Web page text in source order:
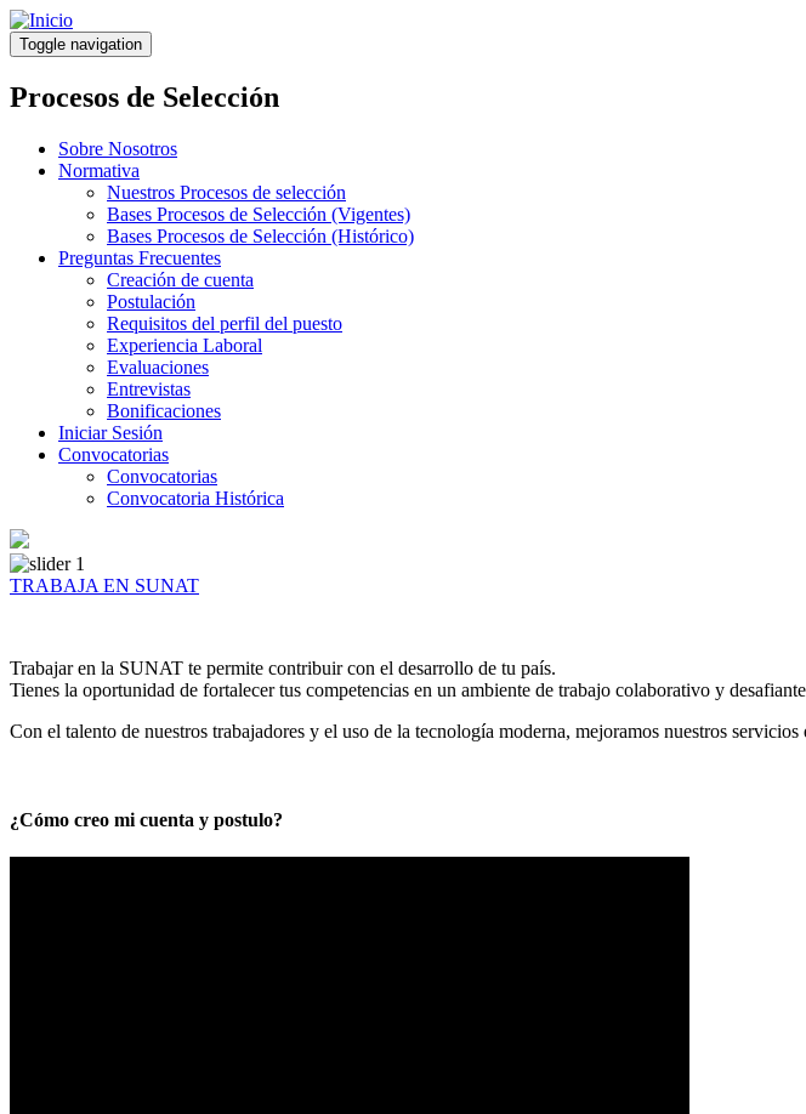
Pasar
al
contenido
principal
Toggle navigation
Procesos de Selección
Sobre Nosotros
Normativa
Nuestros Procesos de selección
Bases Procesos de Selección (Vigentes)
Bases Procesos de Selección (Histórico)
Preguntas Frecuentes
Creación de cuenta
Postulación
Requisitos del perfil del puesto
Experiencia Laboral
Evaluaciones
Entrevistas
Bonificaciones
Iniciar Sesión
Convocatorias
Convocatorias
Convocatoria Histórica
TRABAJA EN SUNAT
Trabajar en la SUNAT te permite contribuir con el desarrollo de tu país.
Tienes la oportunidad de fortalecer tus competencias en un ambiente de trabajo colaborativo y
Con el talento de nuestros trabajadores y el uso de la tecnología moderna, mejoramos nuestros
¿Cómo creo mi cuenta y postulo?